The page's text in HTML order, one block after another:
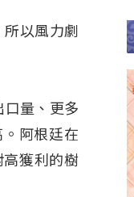
以風力劇
口量、更多
阿根廷在
獲利的樹